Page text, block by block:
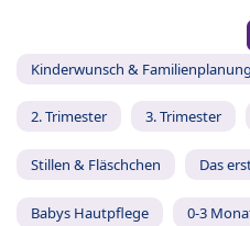
Kinderwunsch & Familienplanung
2. Trimester 3. Trimester
Stillen & Fläschchen Das
Babys Hautpflege 0-3